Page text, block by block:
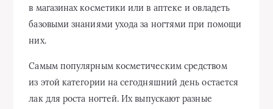
в магазинах косметики или в аптеке и овладеть
базовыми знаниями ухода за ногтями при помощи
них.
Самым популярным косметическим средством
из этой категории на сегодняшний день остается
лак для роста ногтей. Их выпускают разные